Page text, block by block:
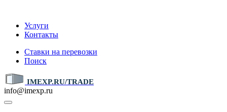
Услуги
Контакты
Ставки на перевозки
Поиск
IMEXP.RU/TRADE
info@imexp.ru